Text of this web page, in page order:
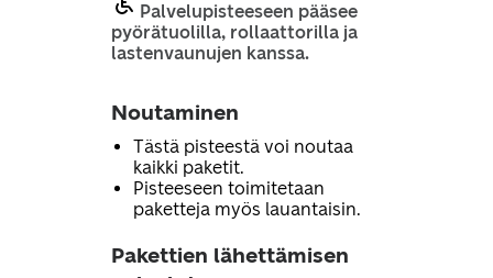
Palvelupisteeseen pääsee
pyörätuolilla, rollaattorilla ja
lastenvaunujen kanssa.
Noutaminen
Tästä pisteestä voi noutaa
kaikki paketit.
Pisteeseen toimitetaan
paketteja myös lauantaisin.
Pakettien lähettämisen